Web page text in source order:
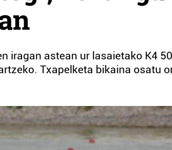
iragan astean ur lasaietako K4
Txapelketa bikaina osatu